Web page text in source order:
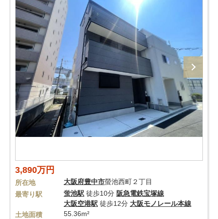
3,890万円
所在地 大阪府豊中市螢池西町２丁目
最寄り駅
蛍池駅 徒歩10分 阪急電鉄宝塚線
大阪空港駅 徒歩12分 大阪モノレール本線
土地面積
55.36m²